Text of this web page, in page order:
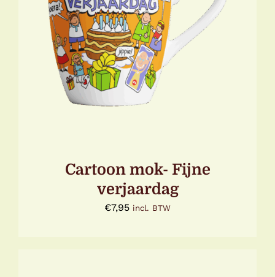
TOEVOEGEN AAN WINKELWAGEN
/
DETAILS
Cartoon mok- Fijne
verjaardag
€7,95 incl. BTW